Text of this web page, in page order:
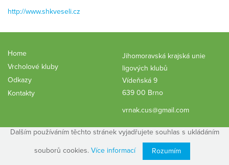
http://www.shkveseli.cz
Home
Vrcholové kluby
Odkazy
Kontakty
Jihomoravská krajská unie
ligových klubů
Vídeňská 9
639 00 Brno
vrnak.cus@gmail.com
Dalším používáním těchto stránek vyjadřujete souhlas s ukládáním
souborů cookies. Více informací Rozumím